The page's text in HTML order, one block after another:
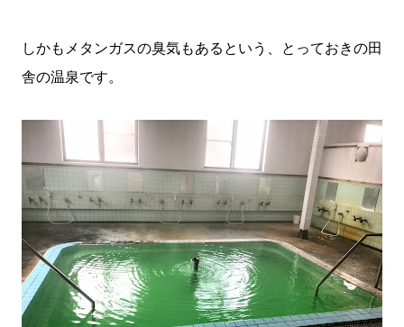
しかもメタンガスの臭気もあるという、とっておきの田
舎の温泉です。